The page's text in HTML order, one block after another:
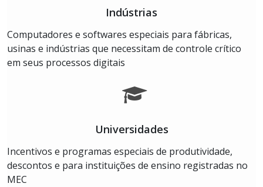
Indústrias
Computadores e softwares especiais para fábricas,
usinas e indústrias que necessitam de controle crítico
em seus processos digitais
Universidades
Incentivos e programas especiais de produtividade,
descontos e para instituições de ensino registradas no
MEC